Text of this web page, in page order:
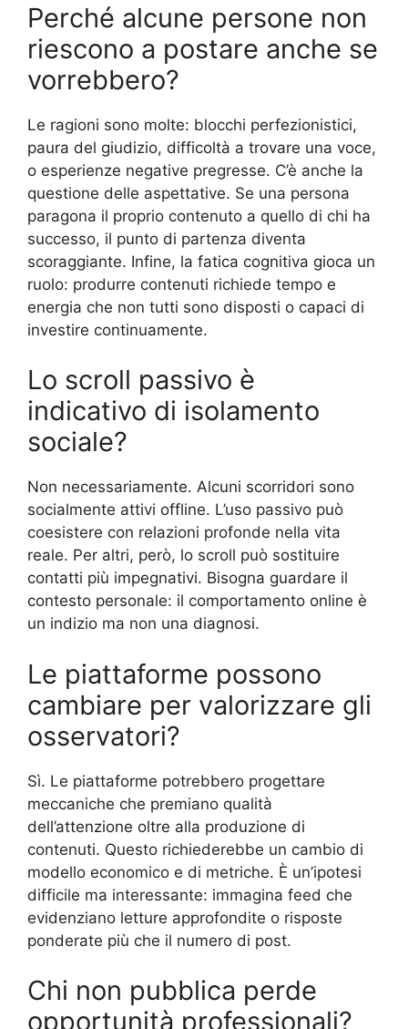
Perché alcune persone non
riescono a postare anche se
vorrebbero?
Le ragioni sono molte: blocchi perfezionistici,
paura del giudizio, difficoltà a trovare una voce,
o esperienze negative pregresse. C’è anche la
questione delle aspettative. Se una persona
paragona il proprio contenuto a quello di chi ha
successo, il punto di partenza diventa
scoraggiante. Infine, la fatica cognitiva gioca un
ruolo: produrre contenuti richiede tempo e
energia che non tutti sono disposti o capaci di
investire continuamente.
Lo scroll passivo è
indicativo di isolamento
sociale?
Non necessariamente. Alcuni scorridori sono
socialmente attivi offline. L’uso passivo può
coesistere con relazioni profonde nella vita
reale. Per altri, però, lo scroll può sostituire
contatti più impegnativi. Bisogna guardare il
contesto personale: il comportamento online è
un indizio ma non una diagnosi.
Le piattaforme possono
cambiare per valorizzare gli
osservatori?
Sì. Le piattaforme potrebbero progettare
meccaniche che premiano qualità
dell’attenzione oltre alla produzione di
contenuti. Questo richiederebbe un cambio di
modello economico e di metriche. È un’ipotesi
difficile ma interessante: immagina feed che
evidenziano letture approfondite o risposte
ponderate più che il numero di post.
Chi non pubblica perde
opportunità professionali?